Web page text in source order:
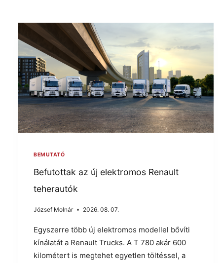
BEMUTATÓ
Befutottak az új elektromos Renault
teherautók
József Molnár 2026. 08. 07.
Egyszerre több új elektromos modellel bővíti
kínálatát a Renault Trucks. A T 780 akár 600
kilométert is megtehet egyetlen töltéssel, a